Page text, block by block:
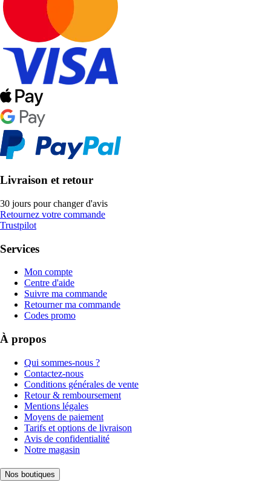
Livraison et retour
30 jours pour changer d'avis
Retournez votre commande
Trustpilot
Services
Mon compte
Centre d'aide
Suivre ma commande
Retourner ma commande
Codes promo
À propos
Qui sommes-nous ?
Contactez-nous
Conditions générales de vente
Retour & remboursement
Mentions légales
Moyens de paiement
Tarifs et options de livraison
Avis de confidentialité
Notre magasin
Nos boutiques